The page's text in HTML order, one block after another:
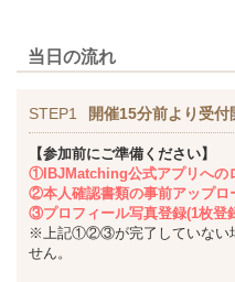
当日の流れ
STEP1 開催15分前より受付
【参加前にご準備ください】
①IBJMatching公式アプリへの
②本人確認書類の事前アップロ
③プロフィール写真登録(1枚登
※上記①②③が完了していない
せん。